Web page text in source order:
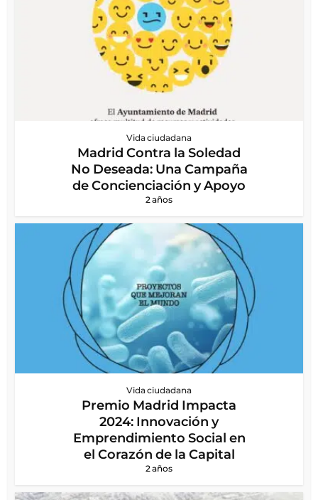
Vida ciudadana
Madrid Contra la Soledad
No Deseada: Una Campaña
de Concienciación y Apoyo
2 años
Vida ciudadana
Premio Madrid Impacta
2024: Innovación y
Emprendimiento Social en
el Corazón de la Capital
2 años